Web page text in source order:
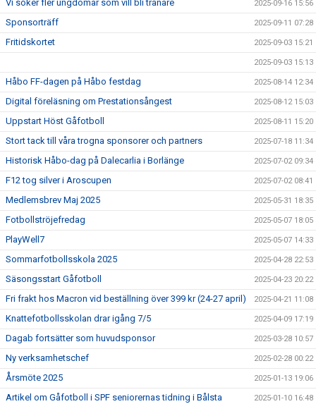
Vi söker fler ungdomar som vill bli tränare 2025-09-16 15:56
Sponsorträff 2025-09-11 07:28
Fritidskortet 2025-09-03 15:21
2025-09-03 15:13
Håbo FF-dagen på Håbo festdag 2025-08-14 12:34
Digital föreläsning om Prestationsångest 2025-08-12 15:03
Uppstart Höst Gåfotboll 2025-08-11 15:20
Stort tack till våra trogna sponsorer och partners 2025-07-18 11:34
Historisk Håbo-dag på Dalecarlia i Borlänge 2025-07-02 09:34
F12 tog silver i Aroscupen 2025-07-02 08:41
Medlemsbrev Maj 2025 2025-05-31 18:35
Fotbollströjefredag 2025-05-07 18:05
PlayWell7 2025-05-07 14:33
Sommarfotbollsskola 2025 2025-04-28 22:53
Säsongsstart Gåfotboll 2025-04-23 20:22
Fri frakt hos Macron vid beställning över 399 kr (24-27 april) 2025-04-21 11:08
Knattefotbollsskolan drar igång 7/5 2025-04-09 17:19
Dagab fortsätter som huvudsponsor 2025-03-28 10:57
Ny verksamhetschef 2025-02-28 00:22
Årsmöte 2025 2025-01-13 19:06
Artikel om Gåfotboll i SPF seniorernas tidning i Bålsta 2025-01-10 16:48